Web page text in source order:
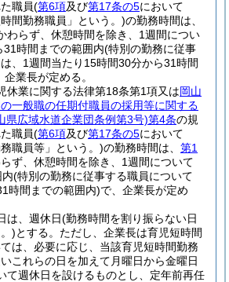
職員(第6項及び第17条の5において
時間勤務職員」という。)の勤務時間は、
わらず、休憩時間を除き、1週間につい
時間までの範囲内(特別の勤務に従事
、1週間当たり15時間30分から31時間
企業長が定める。
休業に関する法律第18条第1項又は岡山
一般職の任期付職員の採用等に関する
県広域水道企業団条例第3号)第4条の規
職員(第6項及び第17条の5において
務職員等」という。)の勤務時間は、 第1
ず、休憩時間を除き、1週間について
(特別の勤務に従事する職員について
時間までの範囲内)で、企業長が定め
は、週休日(勤務時間を割り振らない日
)とする。 ただし、企業長は育児短時間
は、必要に応じ、当該育児短時間勤務
これらの日を加えて月曜日から金曜日
て週休日を設けるものとし、定年前再任